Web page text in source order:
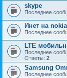
skype
Последнее
Инет на
Последнее
LTE
Последнее
Ответы: 2
Samsung
Последнее